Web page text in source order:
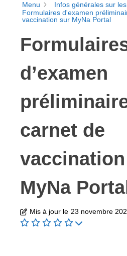
Menu
Infos générales sur
Formulaires d'examen
vaccination sur MyNa Portal
d’examen
carnet de
MyNa
Mis à jour le 23 novembre